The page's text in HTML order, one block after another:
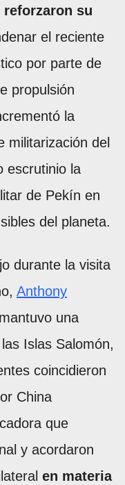
reforzaron su
el reciente
por parte de
propulsión
la
militarización del
escrutinio la
de Pekín en
del planeta.
durante la visita
Anthony
una
Islas Salomón,
coincidieron
China
que
y acordaron
en materia